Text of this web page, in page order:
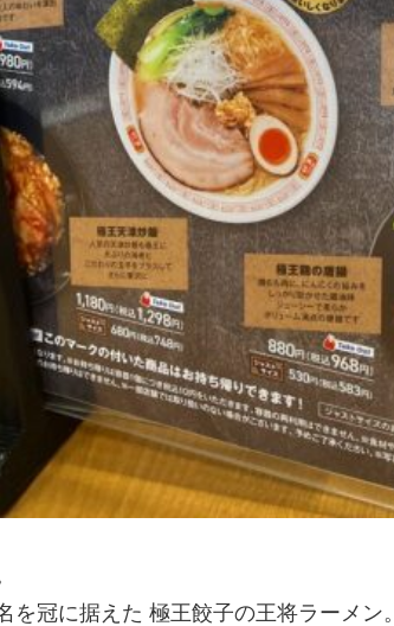
を冠に据えた 極王餃子の王将ラーメン。